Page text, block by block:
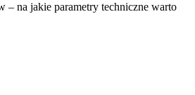
– na jakie parametry techniczne warto